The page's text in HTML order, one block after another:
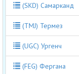
(SKD) Самарканд
(TMJ) Термез
(UGC) Ургенч
(FEG) Фергана